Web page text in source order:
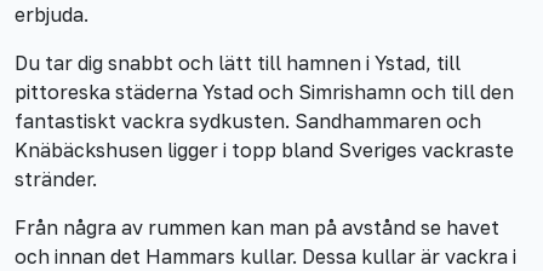
erbjuda.
Du tar dig snabbt och lätt till hamnen i Ystad, till
pittoreska städerna Ystad och Simrishamn och till den
fantastiskt vackra sydkusten. Sandhammaren och
Knäbäckshusen ligger i topp bland Sveriges vackraste
stränder.
Från några av rummen kan man på avstånd se havet
och innan det Hammars kullar. Dessa kullar är vackra i